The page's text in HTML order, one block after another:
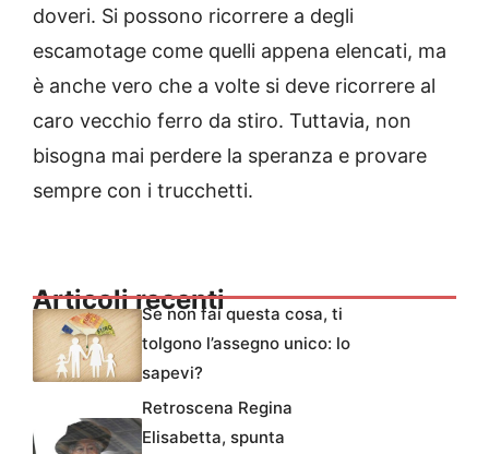
doveri. Si possono ricorrere a degli
escamotage come quelli appena elencati, ma
è anche vero che a volte si deve ricorrere al
caro vecchio ferro da stiro. Tuttavia, non
bisogna mai perdere la speranza e provare
sempre con i trucchetti.
Articoli recentiSe non fai questa cosa, ti
tolgono l’assegno unico: lo
sapevi?
Retroscena Regina
Elisabetta, spunta